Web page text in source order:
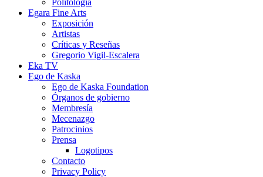
Politología
Egara Fine Arts
Exposición
Artistas
Críticas y Reseñas
Gregorio Vigil-Escalera
Eka TV
Ego de Kaska
Ego de Kaska Foundation
Órganos de gobierno
Membresía
Mecenazgo
Patrocinios
Prensa
Logotipos
Contacto
Privacy Policy